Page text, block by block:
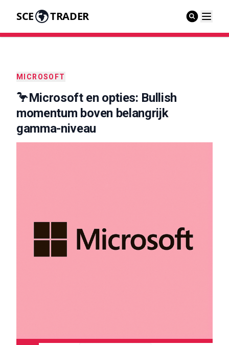
SCE TRADER
MICROSOFT
🦩Microsoft en opties: Bullish
momentum boven belangrijk
gamma-niveau